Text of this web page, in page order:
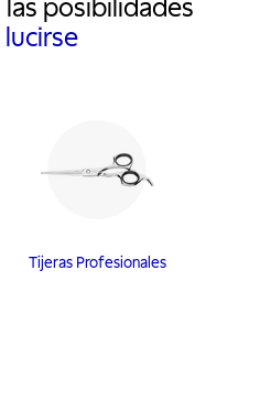
posibilidades
lucirse
Tijeras Profesionales